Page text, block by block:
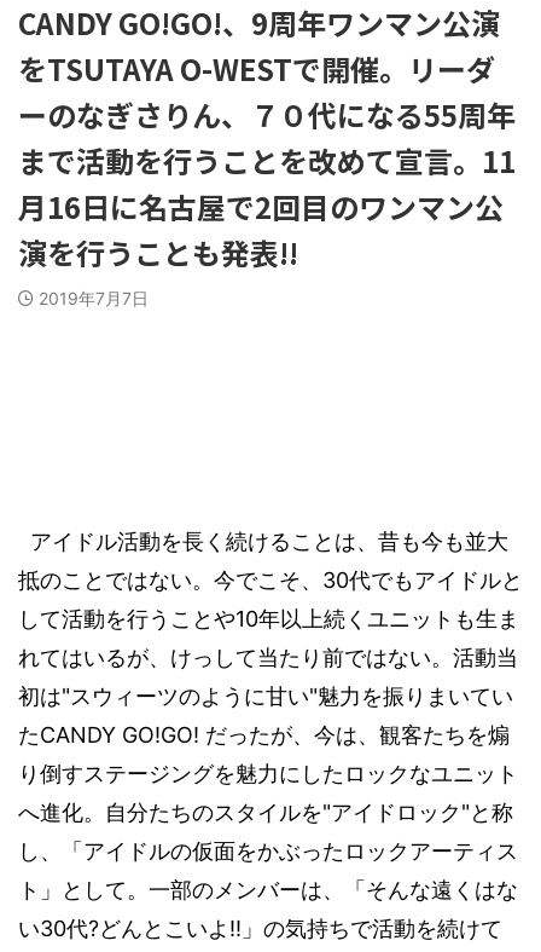
CANDY GO!GO!、9周年ワンマン公演
をTSUTAYA O-WESTで開催。リーダ
ーのなぎさりん、７０代になる55周年
まで活動を行うことを改めて宣言。11
月16日に名古屋で2回目のワンマン公
演を行うことも発表!!
2019年7月7日
アイドル活動を長く続けることは、昔も今も並大
抵のことではない。今でこそ、 30代でもアイドルと
して活動を行うことや10年以上続くユニットも生ま
れてはいるが、けっして当たり前ではない。活動当
初は"スウィーツのように甘い"魅力を振りまいてい
たCANDY GO!GO! だったが、 今は、観客たちを煽
り倒すステージングを魅力にしたロックなユニット
へ進化。自分たちのスタイルを"アイドロック " と称
し、「アイドルの仮面をかぶったロックアーティス
ト」として。一部のメンバーは、「そんな遠くはな
い30代?どんとこいよ !! 」の気持ちで活動を続けて